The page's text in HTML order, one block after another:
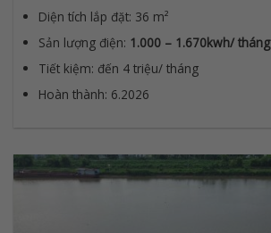
Diện tích lắp đặt: 36 m²
Sản lượng điện: 1.000 – 1.670kwh/ tháng
Tiết kiệm: đến 4 triệu/ tháng
Hoàn thành: 6.2026